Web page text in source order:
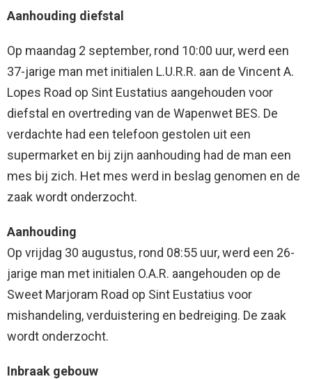
Aanhouding diefstal
Op maandag 2 september, rond 10:00 uur, werd een
37-jarige man met initialen L.U.R.R. aan de Vincent A.
Lopes Road op Sint Eustatius aangehouden voor
diefstal en overtreding van de Wapenwet BES. De
verdachte had een telefoon gestolen uit een
supermarket en bij zijn aanhouding had de man een
mes bij zich. Het mes werd in beslag genomen en de
zaak wordt onderzocht.
Aanhouding
Op vrijdag 30 augustus, rond 08:55 uur, werd een 26-
jarige man met initialen O.A.R. aangehouden op de
Sweet Marjoram Road op Sint Eustatius voor
mishandeling, verduistering en bedreiging. De zaak
wordt onderzocht.
Inbraak gebouw